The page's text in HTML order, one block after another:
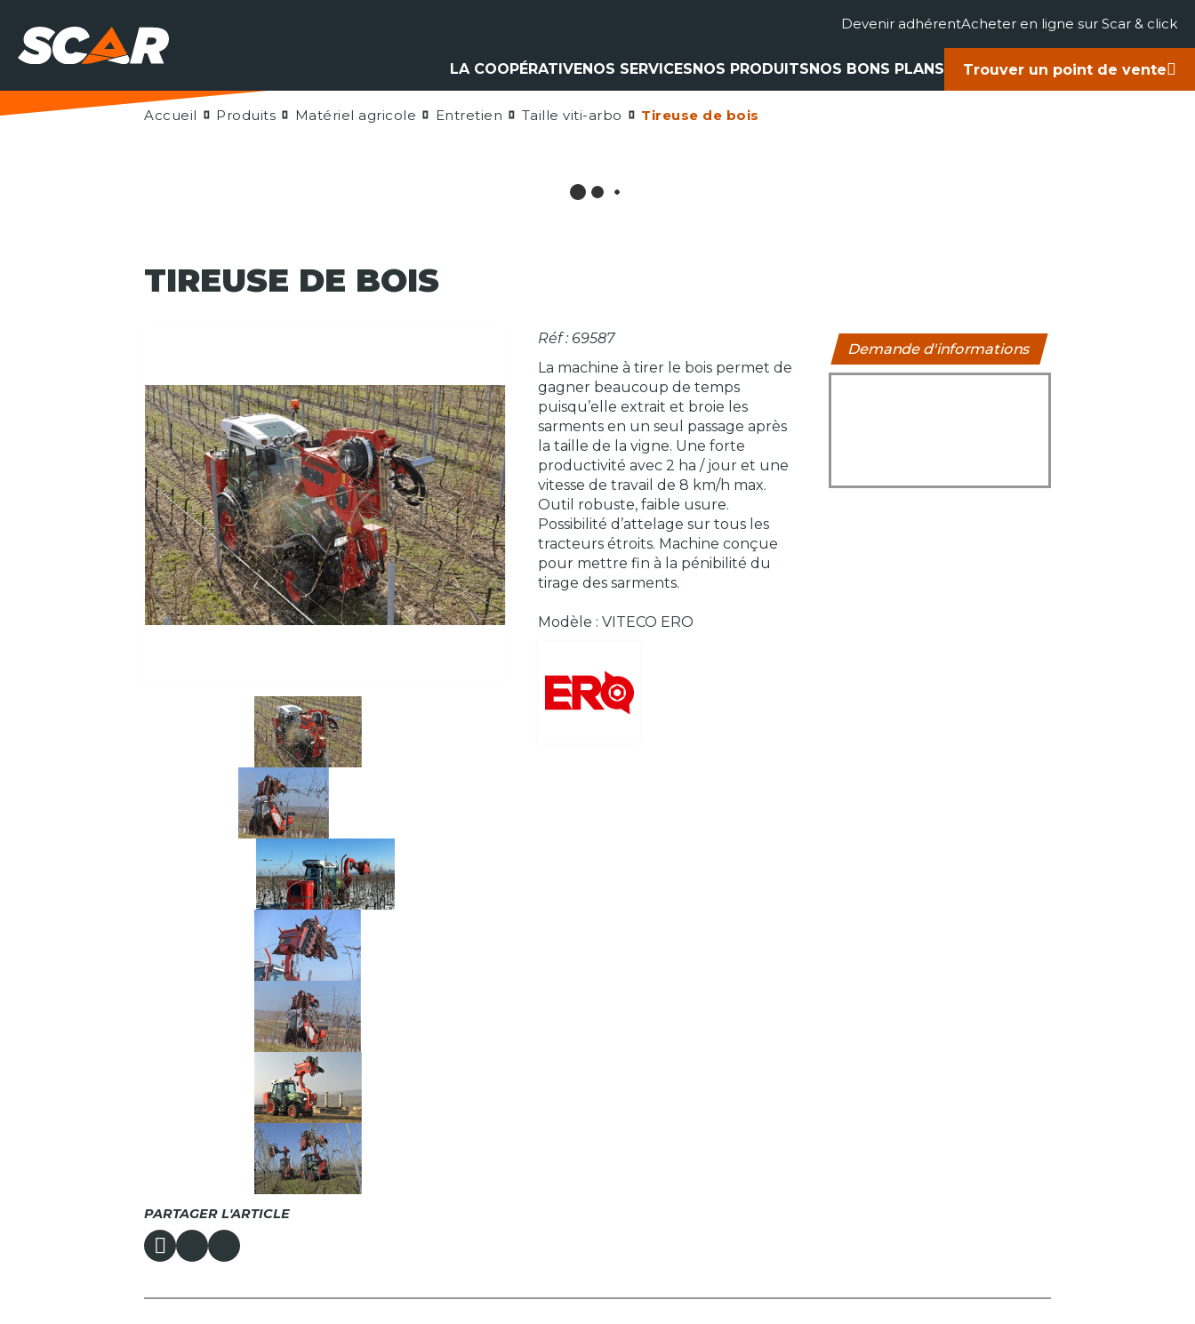
Devenir adhérentAcheter en ligne sur Scar & click
LA COOPÉRATIVENOS SERVICES
Climatisation
Cardan
NOS PRODUITS
Matériel agricole
NOS BONS PLANS Trouver un point de vente
Accueil Produits Matériel agricole Entretien Taille viti-arbo Tireuse de bois
TIREUSE DE BOIS
Réf : 69587
PARTAGER L'ARTICLE
La machine à tirer le bois permet de
gagner beaucoup de temps
puisqu’elle extrait et broie les
sarments en un seul passage après
la taille de la vigne. Une forte
productivité avec 2 ha / jour et une
vitesse de travail de 8 km/h max.
Outil robuste, faible usure.
Possibilité d’attelage sur tous les
tracteurs étroits. Machine conçue
pour mettre fin à la pénibilité du
tirage des sarments.
Modèle : VITECO ERO
Demande d'informations